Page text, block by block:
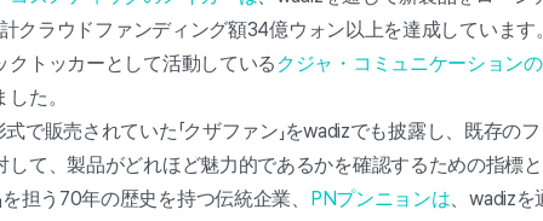
クラウドファンディング額34億ウォン以上を達成していま
クトッカーとして活動している クジャ・コミュニケーション
た。
で販売されていた「クザファン」をwadizでも披露し、既存の
して、製品がどれほど魅力的であるかを確認するための指標
を担う70年の歴史を持つ伝統企業、 PNプンニョンは、wadiz